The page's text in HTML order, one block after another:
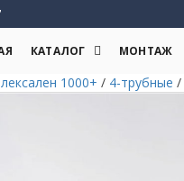
КАТАЛОГ МОНТАЖ
1000+ / 4-трубные /